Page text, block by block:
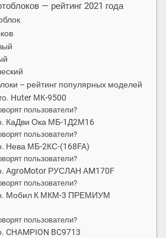
— рейтинг 2021 года
– рейтинг популярных моделей
Huter МК-9500
пользователи?
КаДви Ока МБ-1Д2М16
пользователи?
Нева МБ-2КС-(168FA)
пользователи?
AgroMotor РУСЛАН AM170F
пользователи?
Мобил К МКМ-3 ПРЕМИУМ
пользователи?
CHAMPION BC9713